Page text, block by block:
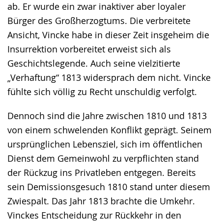
ab. Er wurde ein zwar inaktiver aber loyaler
Bürger des Großherzogtums. Die verbreitete
Ansicht, Vincke habe in dieser Zeit insgeheim die
Insurrektion vorbereitet erweist sich als
Geschichtslegende. Auch seine vielzitierte
„Verhaftung“ 1813 widersprach dem nicht. Vincke
fühlte sich völlig zu Recht unschuldig verfolgt.
Dennoch sind die Jahre zwischen 1810 und 1813
von einem schwelenden Konflikt geprägt. Seinem
ursprünglichen Lebensziel, sich im öffentlichen
Dienst dem Gemeinwohl zu verpflichten stand
der Rückzug ins Privatleben entgegen. Bereits
sein Demissionsgesuch 1810 stand unter diesem
Zwiespalt. Das Jahr 1813 brachte die Umkehr.
Vinckes Entscheidung zur Rückkehr in den